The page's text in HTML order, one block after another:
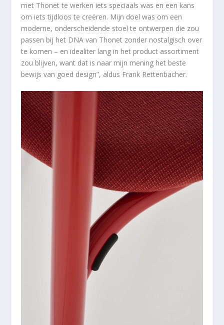
met Thonet te werken iets speciaals was en een kans
om iets tijdloos te creëren. Mijn doel was om een
moderne, onderscheidende stoel te ontwerpen die zou
passen bij het DNA van Thonet zonder nostalgisch over
te komen – en idealiter lang in het product assortiment
zou blijven, want dat is naar mijn mening het beste
bewijs van goed design”, aldus Frank Rettenbacher.